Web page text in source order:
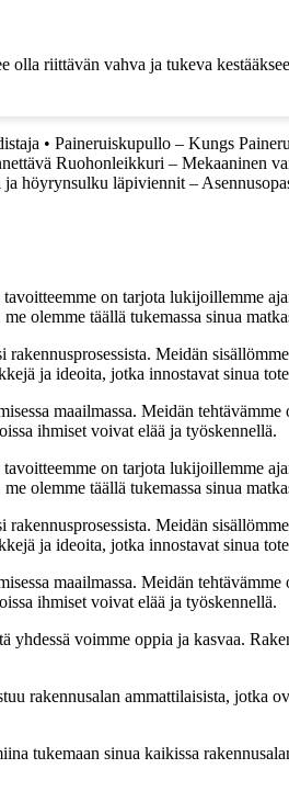
riittävän vahva ja tukeva
• Paineruiskupullo – Kungs
Ruohonleikkuri – Mekaaninen
höyrynsulku läpiviennit –
on tarjota lukijoillemme
olemme täällä tukemassa sinua
Meidän
ja ideoita, jotka innostavat sinua
maailmassa. Meidän
ihmiset voivat elää ja työskennellä.
on tarjota lukijoillemme
olemme täällä tukemassa sinua
Meidän
ja ideoita, jotka innostavat sinua
maailmassa. Meidän
ihmiset voivat elää ja työskennellä.
voimme oppia ja kasvaa.
rakennusalan ammattilaisista, jotka
tukemaan sinua kaikissa